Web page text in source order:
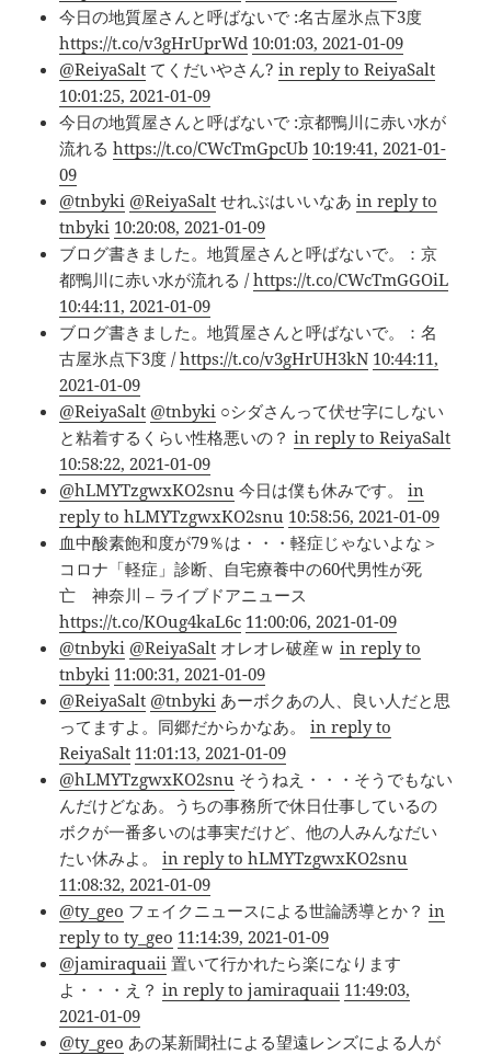
今日の地質屋さんと呼ばないで :名古屋氷点下3度
https://t.co/v3gHrUprWd 10:01:03, 2021-01-09
@ReiyaSalt てくだいやさん?in reply to ReiyaSalt
10:01:25, 2021-01-09
今日の地質屋さんと呼ばないで :京都鴨川に赤い水が
流れるhttps://t.co/CWcTmGpcUb 10:19:41, 2021-01-
09
@tnbyki @ReiyaSalt せれぶはいいなあin reply to
tnbyki 10:20:08, 2021-01-09
ブログ書きました。地質屋さんと呼ばないで。：京
都鴨川に赤い水が流れる /https://t.co/CWcTmGGOiL
10:44:11, 2021-01-09
ブログ書きました。地質屋さんと呼ばないで。：名
古屋氷点下3度 /https://t.co/v3gHrUH3kN 10:44:11,
2021-01-09
@ReiyaSalt @tnbyki ○シダさんって伏せ字にしない
と粘着するくらい性格悪いの？in reply to ReiyaSalt
10:58:22, 2021-01-09
@hLMYTzgwxKO2snu 今日は僕も休みです。in
reply to hLMYTzgwxKO2snu 10:58:56, 2021-01-09
血中酸素飽和度が79％は・・・軽症じゃないよな＞
コロナ「軽症」診断、自宅療養中の60代男性が死
亡 神奈川 – ライブドアニュース
https://t.co/KOug4kaL6c 11:00:06, 2021-01-09
@tnbyki @ReiyaSalt オレオレ破産ｗin reply to
tnbyki 11:00:31, 2021-01-09
@ReiyaSalt @tnbyki あーボクあの人、良い人だと思
ってますよ。同郷だからかなあ。in reply to
ReiyaSalt 11:01:13, 2021-01-09
@hLMYTzgwxKO2snu そうねえ・・・そうでもない
んだけどなあ。うちの事務所で休日仕事しているの
ボクが一番多いのは事実だけど、他の人みんなだい
たい休みよ。in reply to hLMYTzgwxKO2snu
11:08:32, 2021-01-09
@ty_geo フェイクニュースによる世論誘導とか？in
reply to ty_geo 11:14:39, 2021-01-09
@jamiraquaii 置いて行かれたら楽になります
よ・・・え？in reply to jamiraquaii 11:49:03,
2021-01-09
@ty_geo あの某新聞社による望遠レンズによる人が